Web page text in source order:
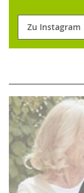
Zu Instagram